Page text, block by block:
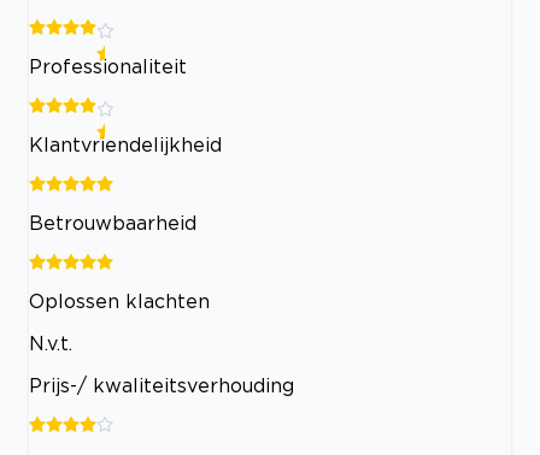
Professionaliteit
Klantvriendelijkheid
Betrouwbaarheid
Oplossen klachten
N.v.t.
Prijs-/ kwaliteitsverhouding